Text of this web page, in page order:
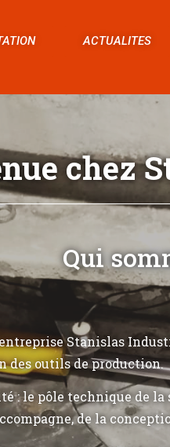
ACTUALITES
chez
Qui
Stanislas
outils de production.
le pôle technique de la
de la